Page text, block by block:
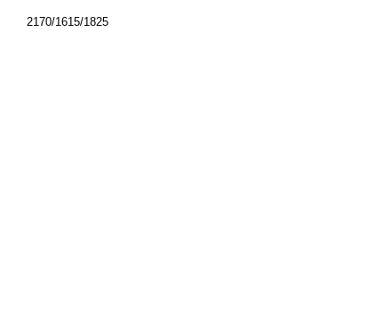
2170/1615/1825